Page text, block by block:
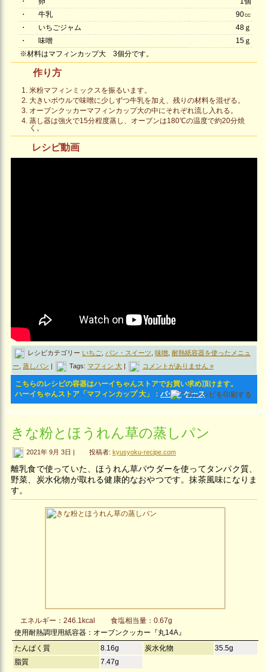
・
牛乳
90㏄
・
いちごジャム
48ｇ
・
味噌
15ｇ
※材料はマフィンカップ大 3個分です。
作り方
米粉マフィンミックスを振るいます。
大きいボウルで味噌に少しずつ牛乳を加え、残りの材料を混ぜる。
オーブンクッカーマフィンカップ大の中にそれぞれ流し入れる。
蒸し器は強火で15分程度蒸し、オーブンは180℃の温度で約20分焼
く。
レシピ動画
レシピカテゴリー いちご パン・スイーツ 味噌 耐熱紙容器を使ったメニュ
ー 蒸しパン | Tags: マフィン 大 | コメントがありません »
こちらのレシピの容器はハーイちゃんストアでお買い求め頂けます。
ハーイちゃんストア「マフィンカップ 大」： パック ケース
きな粉とほうれん草の蒸しパン
2021年 9月 3日 | 投稿者: kyusyoku-recipe.com
離乳食で使っていた、ほうれん草パウダーを使ってタンパク質、
野菜、炭水化物が取れる健康的なおやつです。抹茶風味になりま
す。
エネルギー：246.1kcal
食塩相当量：0.67g
使用耐熱調理用紙容器：オーブンクッカー『丸14A』
たんぱく質
8.16g 炭水化物
35.5g
脂質
7.47g